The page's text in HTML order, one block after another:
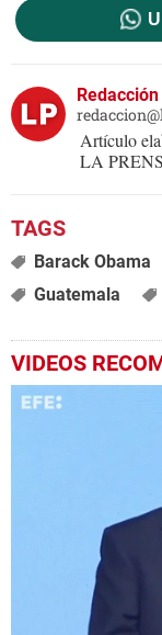
Redacción
Artículo
LA
Barack Obama
Guatemala
VIDEOS